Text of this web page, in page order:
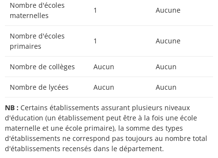
Nombre d'écoles
maternelles
1 Aucune
Nombre d'écoles
primaires
1 Aucune
Nombre de collèges Aucun Aucun
Nombre de lycées Aucun Aucun
NB : Certains établissements assurant plusieurs niveaux
d'éducation (un établissement peut être à la fois une école
maternelle et une école primaire), la somme des types
d'établissements ne correspond pas toujours au nombre total
d'établissements recensés dans le département.